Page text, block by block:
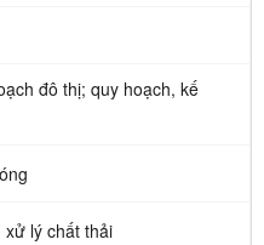
đô thị; quy hoạch, kế
xử lý chất thải